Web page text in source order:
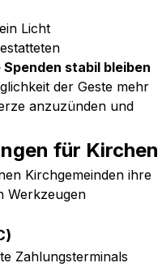
Licht
Spenden stabil bleiben
der Geste mehr
anzuzünden und
für Kirchen
Kirchgemeinden ihre
Werkzeugen
Zahlungsterminals